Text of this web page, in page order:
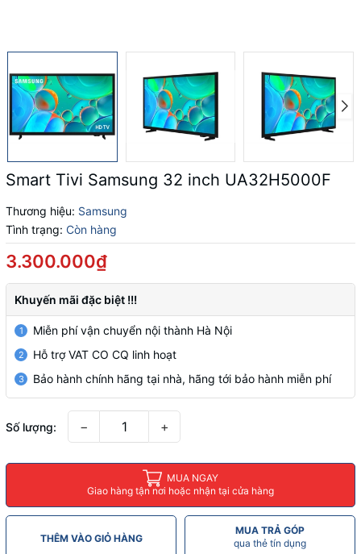
Smart Tivi Samsung 32 inch UA32H5000F
Thương hiệu: Samsung
Tình trạng: Còn hàng
3.300.000₫
Khuyến mãi đặc biệt !!!
1 Miễn phí vận chuyển nội thành Hà Nội
2 Hỗ trợ VAT CO CQ linh hoạt
3 Bảo hành chính hãng tại nhà, hãng tới bảo hành miễn phí
Số lượng: − +
MUA NGAY
Giao hàng tận nơi hoặc nhận tại cửa hàng
THÊM VÀO GIỎ HÀNG
MUA TRẢ GÓP
qua thẻ tín dụng